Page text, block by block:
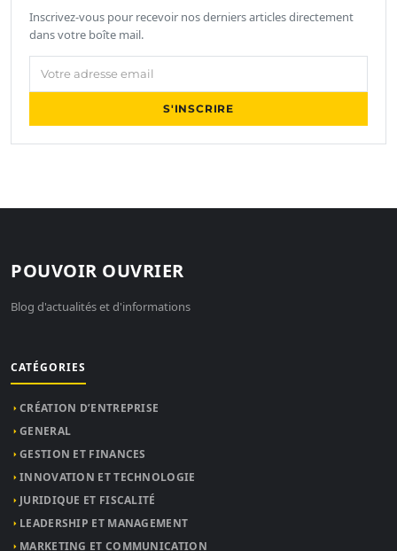
Inscrivez-vous pour recevoir nos derniers articles directement
dans votre boîte mail.
Votre adresse email
S'INSCRIRE
POUVOIR OUVRIER
Blog d'actualités et d'informations
CATÉGORIES
CRÉATION D’ENTREPRISE
GENERAL
GESTION ET FINANCES
INNOVATION ET TECHNOLOGIE
JURIDIQUE ET FISCALITÉ
LEADERSHIP ET MANAGEMENT
MARKETING ET COMMUNICATION